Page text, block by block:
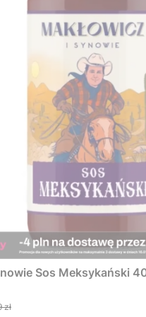
Sos Meksykański
zł